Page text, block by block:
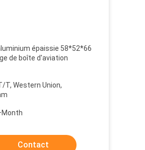
épaissie 58*52*66
de boîte d'aviation
T, Western Union,
Contact